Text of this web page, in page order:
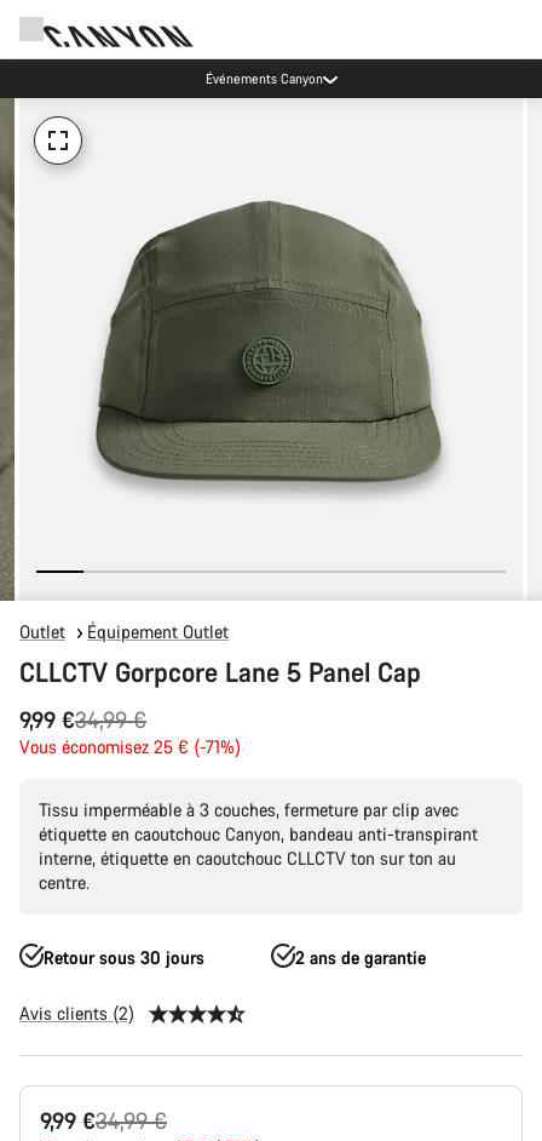
Événements Canyon
Outlet Équipement Outlet
CLLCTV Gorpcore Lane 5 Panel Cap
9,99 €
Prix
34,99 €
Vous économisez 25 € (-71%)
Tissu imperméable à 3 couches, fermeture par clip avec
étiquette en caoutchouc Canyon, bandeau anti-transpirant
interne, étiquette en caoutchouc CLLCTV ton sur ton au
centre.
Retour sous 30 jours 2 ans de garantie
Avis clients (2)
Configuration
9,99 €
Prix
34,99 €